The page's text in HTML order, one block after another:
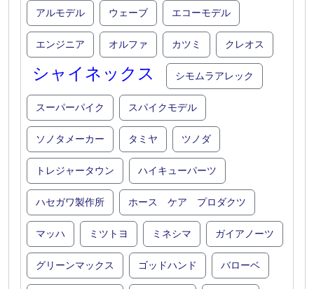
アルモデル ウェーブ エコーモデル
エンジニア オルファ カツミ クレオス
シャイネックス シモムラアレック
スーパーパイク スパイクモデル
ソノタメーカー タミヤ ツノダ
トレジャータウン ハイキューパーツ
ハセガワ製作所 ホース ケア プロダクツ
マッハ ミツトヨ ミネシマ ガイアノーツ
グリーンマックス ゴッドハンド バローベ